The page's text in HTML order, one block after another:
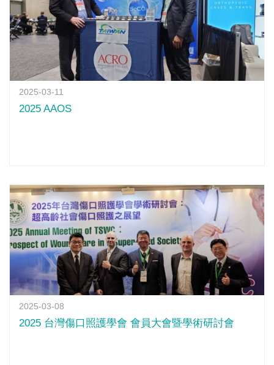
2025-03-11
2025 AAOS
2025-03-08
2025 台灣傷口照護學會 會員大會暨學術研討會